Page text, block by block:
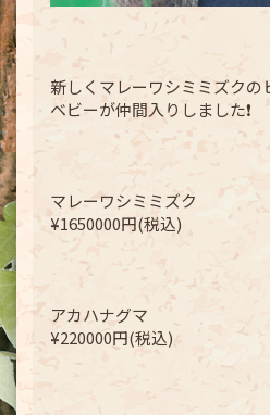
新しくマレーワシミミズクの
ベビーが仲間入りしました❗️
マレーワシミミズク
¥1650000円(税込)
アカハナグマ
¥220000円(税込)